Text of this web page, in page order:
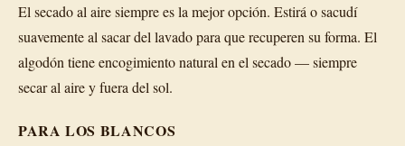
El secado al aire siempre es la mejor opción. Estirá o sacudí
suavemente al sacar del lavado para que recuperen su forma. El
algodón tiene encogimiento natural en el secado — siempre
secar al aire y fuera del sol.
PARA LOS BLANCOS